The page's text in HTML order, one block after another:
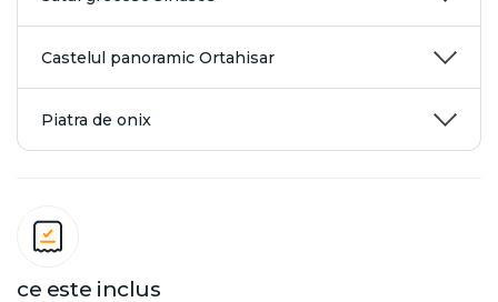
Castelul panoramic Ortahisar
Piatra de onix
ce este inclus